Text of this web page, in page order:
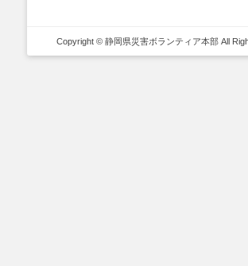
Copyright © 静岡県災害ボランティア本部 All